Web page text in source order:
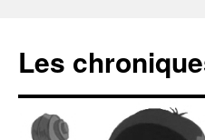
Les